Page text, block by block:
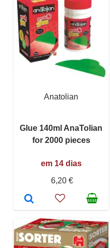
Anatolian
Glue 140ml AnaTolian
for 2000 pieces
em 14 dias
6,20 €